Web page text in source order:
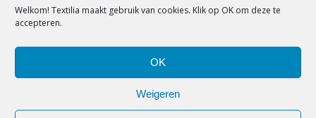
Welkom! Textilia maakt gebruik van cookies. Klik op OK om deze te
accepteren.
OK
Weigeren
5 juli 2023
MODETRENDS